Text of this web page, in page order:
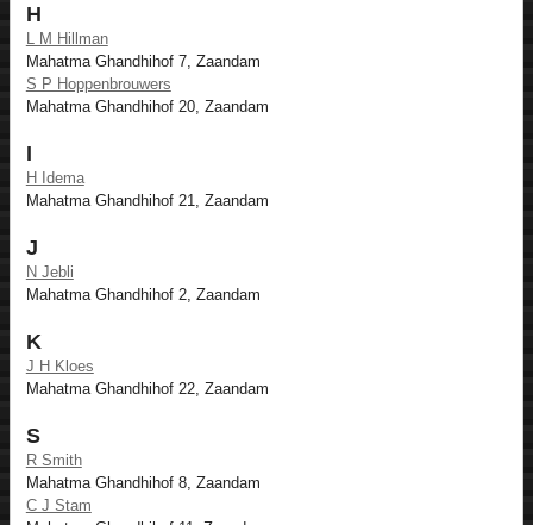
H
L M Hillman
Mahatma Ghandhihof 7, Zaandam
S P Hoppenbrouwers
Mahatma Ghandhihof 20, Zaandam
I
H Idema
Mahatma Ghandhihof 21, Zaandam
J
N Jebli
Mahatma Ghandhihof 2, Zaandam
K
J H Kloes
Mahatma Ghandhihof 22, Zaandam
S
R Smith
Mahatma Ghandhihof 8, Zaandam
C J Stam